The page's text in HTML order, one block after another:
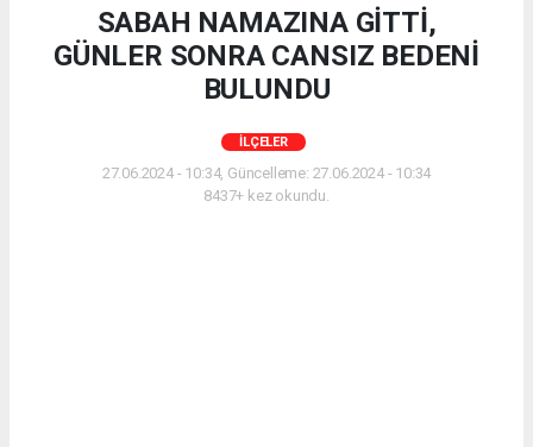
SABAH NAMAZINA GİTTİ,
GÜNLER SONRA CANSIZ BEDENİ
BULUNDU
İLÇELER
27.06.2024 - 10:34, Güncelleme: 27.06.2024 - 10:34
8437+ kez okundu.